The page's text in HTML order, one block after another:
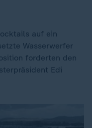
auf ein
Wasserwerfer
forderten den
Edi